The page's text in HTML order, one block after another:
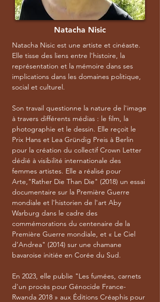
Natacha Nisic
Natacha Nisic est une artiste et cinéaste.
Elle tisse des liens entre l'histoire, la
représentation et la mémoire dans ses
implications dans les domaines politique,
social et culturel.
Son travail questionne la nature de l'image
à travers différents médias : le film, la
photographie et le dessin. Elle reçoit le
Prix Hans et Lea Gründig Preis à Berlin
pour la création du collectif Crown Letter
dédié à visibilité internationale des
femmes artistes. Elle a réalisé pour
Arte,"Rather Die Than Die" (2018) un essai
documentaire sur la Première Guerre
mondiale et l'historien de l'art Aby
Warburg dans le cadre des
commémorations du centenaire de la
Première Guerre mondiale, et « Le Ciel
d’Andrea" (2014) sur une chamane
bavaroise initiée en Corée du Sud.
En 2023, elle publie "Les fumées, carnets
d'un procès pour Génocide France-
Rwanda 2018 » aux Éditions Créaphis pour